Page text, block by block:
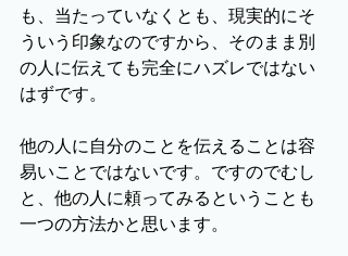
も、当たっていなくとも、現実的にそ
ういう印象なのですから、そのまま別
の人に伝えても完全にハズレではない
はずです。
他の人に自分のことを伝えることは容
易いことではないです。ですのでむし
と、他の人に頼ってみるということも
一つの方法かと思います。